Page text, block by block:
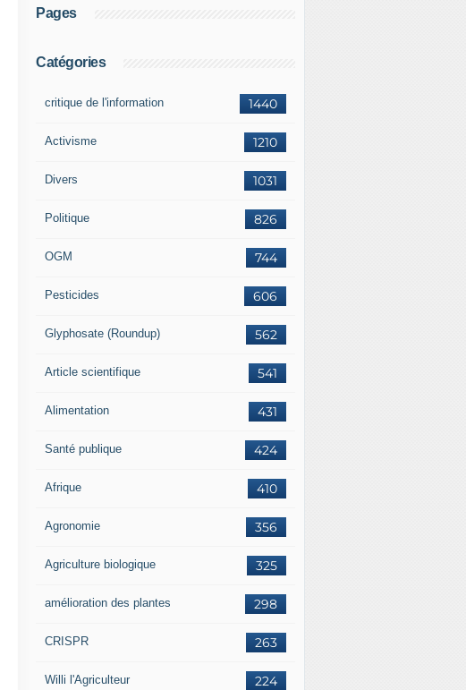
Pages
Catégories
1440
critique de l'information
1210
Activisme
1031
Divers
826
Politique
744
OGM
606
Pesticides
562
Glyphosate (Roundup)
541
Article scientifique
431
Alimentation
424
Santé publique
410
Afrique
356
Agronomie
325
Agriculture biologique
298
amélioration des plantes
263
CRISPR
224
Willi l'Agriculteur